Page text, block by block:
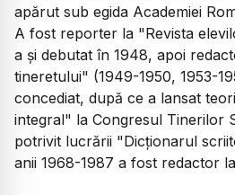
apărut sub egida Academiei
A fost reporter la "Revista
a şi debutat în 1948, apoi
tineretului" (1949-1950, 1953-
concediat, după ce a lansat
integral" la Congresul Tinerilor
potrivit lucrării "Dicţionarul
anii 1968-1987 a fost redactor